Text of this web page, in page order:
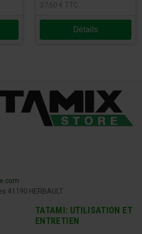
37,60 € TTC
Détails
41190 HERBAULT
TATAMI: UTILISATION ET
ENTRETIEN